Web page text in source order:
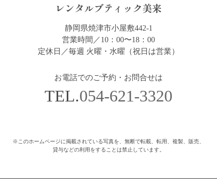
レンタルブティック美来
静岡県焼津市小屋敷442-1
営業時間／10：00〜18：00
定休日／毎週 火曜・水曜（祝日は営業）
お電話でのご予約・お問合せは
TEL.054-621-3320
※このホームページに掲載されている写真を、無断で転載、転用、複製、販売、
貸与などの利用をすることは禁止しています。